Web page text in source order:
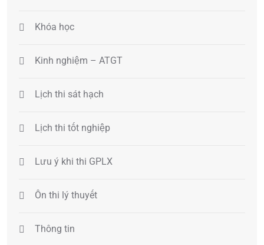
Khóa học
Kinh nghiệm – ATGT
Lịch thi sát hạch
Lịch thi tốt nghiệp
Lưu ý khi thi GPLX
Ôn thi lý thuyết
Thông tin